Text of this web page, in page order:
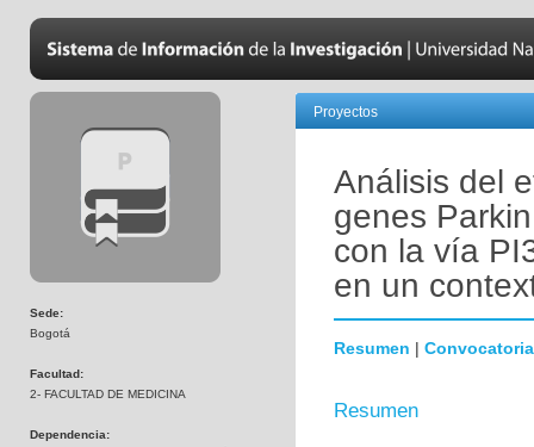
Sede:
Bogotá
Facultad:
2- FACULTAD DE MEDICINA
Dependencia:
Proyectos
Análisis del
genes
con la vía
en un
Resumen | Convocatoria
Resumen